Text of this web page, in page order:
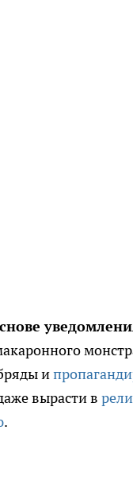
и
вырасти в
.